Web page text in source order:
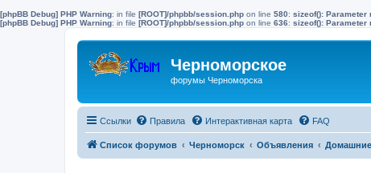
[phpBB Debug] PHP Warning: in file [ROOT]/phpbb/session.php on line 580: sizeof(): Parameter
[phpBB Debug] PHP Warning: in file [ROOT]/phpbb/session.php on line 636: sizeof(): Parameter
Черноморское
форумы Черноморска
Ссылки Правила Интерактивная карта FAQ
Список форумов Черноморск Объявления